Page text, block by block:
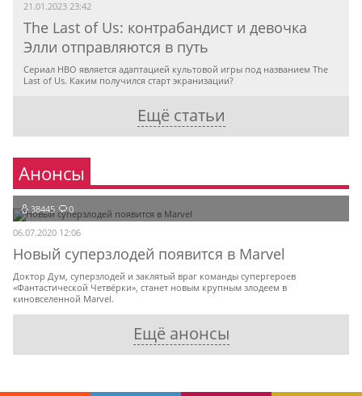
21.01.2023 23:42
The Last of Us: контрабандист и девочка
Элли отправляются в путь
Сериал HBO является адаптацией культовой игры под названием The
Last of Us. Каким получился старт экранизации?
Ещё статьи
Анонсы
38445 0
06.07.2020 12:06
Новый суперзлодей появится в Marvel
Доктор Дум, суперзлодей и заклятый враг команды супергероев
«Фантастической Четвёрки», станет новым крупным злодеем в
киновселенной Marvel.
Ещё анонсы